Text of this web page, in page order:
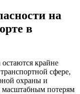
на
в
крайне
сфере,
охраны и
масштабным потерям